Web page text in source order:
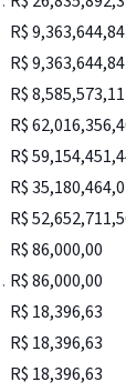
R$ 9,363,644,84
R$ 9,363,644,84
R$ 8,585,573,11
R$
R$
R$
R$
R$ 86,000,00
R$ 86,000,00
R$ 18,396,63
R$ 18,396,63
R$ 18,396,63